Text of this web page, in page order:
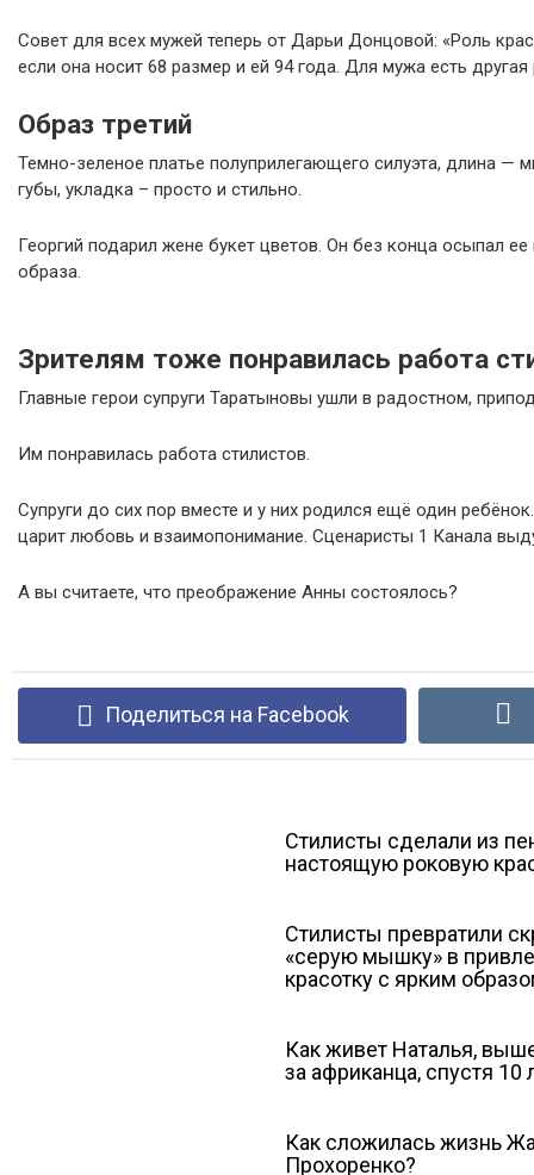
Совет для всех мужей теперь от Дарьи Донцовой: «Роль
если она носит 68 размер и ей 94 года. Для мужа есть
Образ третий
Темно-зеленое платье полуприлегающего силуэта, длина —
губы, укладка – просто и стильно.
Георгий подарил жене букет цветов. Он без конца осыпал
образа.
Зрителям тоже понравилась работа
Главные герои супруги Таратыновы ушли в радостном,
Им понравилась работа стилистов.
Супруги до сих пор вместе и у них родился ещё один
царит любовь и взаимопонимание. Сценаристы 1 Канала
А вы считаете, что преображение Анны состоялось?
Поделиться на Facebook
Стилисты сделали из
настоящую роковую
Стилисты превратили
«серую мышку» в
красотку с ярким
Как живет Наталья,
за африканца, спустя 10
Как сложилась жизнь
Прохоренко?